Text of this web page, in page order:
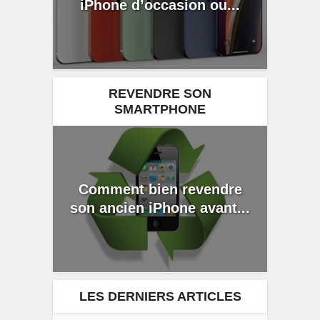
iPhone d’occasion ou...
REVENDRE SON
SMARTPHONE
Comment bien revendre
son ancien iPhone avant...
LES DERNIERS ARTICLES